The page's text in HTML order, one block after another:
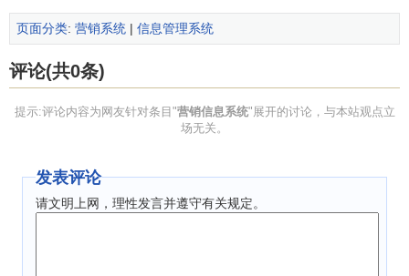
营销信息系统的信息需求
一个企业的
能够及时地分辨市场环境和机遇，对客户的产品和服务需求
时系统。
同时，市场营销活动是建立在对市场的了解和分析基础
页面分类: 营销系统 | 信息管理系统
评论(共0条)
提示:评论内容为网友针对条目"营销信息系统"展开的讨论，与本站观点立
场无关。
发表评论
请文明上网，理性发言并遵守有关规定。